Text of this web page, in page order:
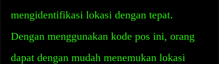
mengidentifikasi lokasi dengan tepat.
Dengan menggunakan kode pos ini, orang
dapat dengan mudah menemukan lokasi